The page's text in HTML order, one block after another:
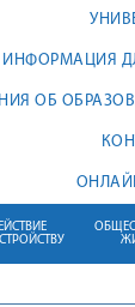
ИНФОРМАЦИЯ
ОБ